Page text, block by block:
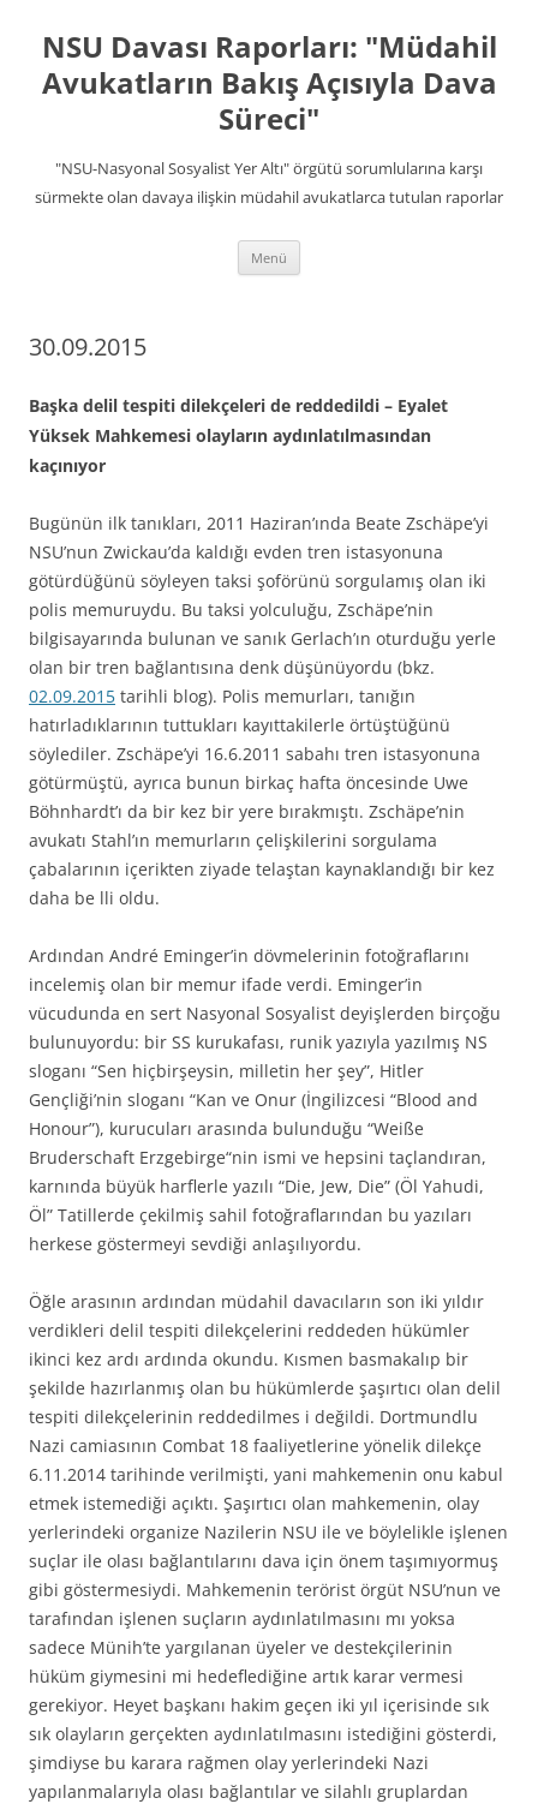
NSU Davası Raporları: "Müdahil
Avukatların Bakış Açısıyla Dava
Süreci"
"NSU-Nasyonal Sosyalist Yer Altı" örgütü sorumlularına karşı
sürmekte olan davaya ilişkin müdahil avukatlarca tutulan raporlar
Menü
30.09.2015
Başka delil tespiti dilekçeleri de reddedildi – Eyalet
Yüksek Mahkemesi olayların aydınlatılmasından
kaçınıyor
Bugünün ilk tanıkları, 2011 Haziran’ında Beate Zschäpe’yi
NSU’nun Zwickau’da kaldığı evden tren istasyonuna
götürdüğünü söyleyen taksi şoförünü sorgulamış olan iki
polis memuruydu. Bu taksi yolculuğu, Zschäpe’nin
bilgisayarında bulunan ve sanık Gerlach’ın oturduğu yerle
olan bir tren bağlantısına denk düşünüyordu (bkz.
02.09.2015 tarihli blog). Polis memurları, tanığın
hatırladıklarının tuttukları kayıttakilerle örtüştüğünü
söylediler. Zschäpe’yi 16.6.2011 sabahı tren istasyonuna
götürmüştü, ayrıca bunun birkaç hafta öncesinde Uwe
Böhnhardt’ı da bir kez bir yere bırakmıştı. Zschäpe’nin
avukatı Stahl’ın memurların çelişkilerini sorgulama
çabalarının içerikten ziyade telaştan kaynaklandığı bir kez
daha be lli oldu.
Ardından André Eminger’in dövmelerinin fotoğraflarını
incelemiş olan bir memur ifade verdi. Eminger’in
vücudunda en sert Nasyonal Sosyalist deyişlerden birçoğu
bulunuyordu: bir SS kurukafası, runik yazıyla yazılmış NS
sloganı “Sen hiçbirşeysin, milletin her şey”, Hitler
Gençliği’nin sloganı “Kan ve Onur (İngilizcesi “Blood and
Honour”), kurucuları arasında bulunduğu “Weiße
Bruderschaft Erzgebirge“nin ismi ve hepsini taçlandıran,
karnında büyük harflerle yazılı “Die, Jew, Die” (Öl Yahudi,
Öl” Tatillerde çekilmiş sahil fotoğraflarından bu yazıları
herkese göstermeyi sevdiği anlaşılıyordu.
Öğle arasının ardından müdahil davacıların son iki yıldır
verdikleri delil tespiti dilekçelerini reddeden hükümler
ikinci kez ardı ardında okundu. Kısmen basmakalıp bir
şekilde hazırlanmış olan bu hükümlerde şaşırtıcı olan delil
tespiti dilekçelerinin reddedilmes i değildi. Dortmundlu
Nazi camiasının Combat 18 faaliyetlerine yönelik dilekçe
6.11.2014 tarihinde verilmişti, yani mahkemenin onu kabul
etmek istemediği açıktı. Şaşırtıcı olan mahkemenin, olay
yerlerindeki organize Nazilerin NSU ile ve böylelikle işlenen
suçlar ile olası bağlantılarını dava için önem taşımıyormuş
gibi göstermesiydi. Mahkemenin terörist örgüt NSU’nun ve
tarafından işlenen suçların aydınlatılmasını mı yoksa
sadece Münih’te yargılanan üyeler ve destekçilerinin
hüküm giymesini mi hedeflediğine artık karar vermesi
gerekiyor. Heyet başkanı hakim geçen iki yıl içerisinde sık
sık olayların gerçekten aydınlatılmasını istediğini gösterdi,
şimdiyse bu karara rağmen olay yerlerindeki Nazi
yapılanmalarıyla olası bağlantılar ve silahlı gruplardan